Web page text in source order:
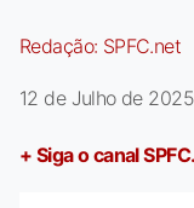
Redação: SPFC.net
12 de Julho de 2025
+ Siga o canal